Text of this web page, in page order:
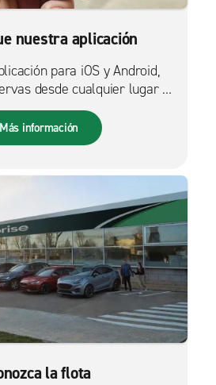
nuestra aplicación
para iOS y Android,
desde cualquier lugar es
fácil que nunca.
Más información
la flota